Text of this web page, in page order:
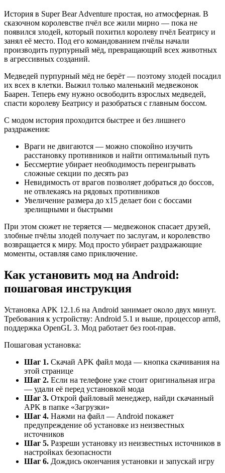
История в Super Bear Adventure простая, но атмосферная. В
сказочном королевстве пчёл все жили мирно — пока не
появился злодей, который похитил королеву пчёл Беатрису и
занял её место. Под его командованием пчёлы начали
производить пурпурный мёд, превращающий всех животных
в агрессивных созданий.
Медведей пурпурный мёд не берёт — поэтому злодей посадил
их всех в клетки. Выжил только маленький медвежонок
Баарен. Теперь ему нужно освободить взрослых медведей,
спасти королеву Беатрису и разобраться с главным боссом.
С модом история проходится быстрее и без лишнего
раздражения:
Враги не двигаются — можно спокойно изучить
расстановку противников и найти оптимальный путь
Бессмертие убирает необходимость переигрывать
сложные секции по десять раз
Невидимость от врагов позволяет добраться до боссов,
не отвлекаясь на рядовых противников
Увеличение размера до x15 делает бои с боссами
зрелищными и быстрыми
При этом сюжет не теряется — медвежонок спасает друзей,
злобные пчёлы злодей получает по заслугам, и королевство
возвращается к миру. Мод просто убирает раздражающие
моменты, оставляя само приключение.
Как установить мод на Android:
пошаговая инструкция
Установка APK 12.1.6 на Android занимает около двух минут.
Требования к устройству: Android 5.1 и выше, процессор arm8,
поддержка OpenGL 3. Мод работает без root-прав.
Пошаговая установка:
Шаг 1. Скачай APK файл мода — кнопка скачивания на
этой странице
Шаг 2. Если на телефоне уже стоит оригинальная игра
— удали её перед установкой мода
Шаг 3. Открой файловый менеджер, найди скачанный
APK в папке «Загрузки»
Шаг 4. Нажми на файл — Android покажет
предупреждение об установке из неизвестных
источников
Шаг 5. Разреши установку из неизвестных источников в
настройках безопасности
Шаг 6. Дождись окончания установки и запускай игру